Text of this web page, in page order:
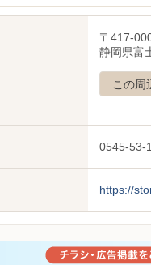
〒417-
静岡県富
この周
0545-53-
https://